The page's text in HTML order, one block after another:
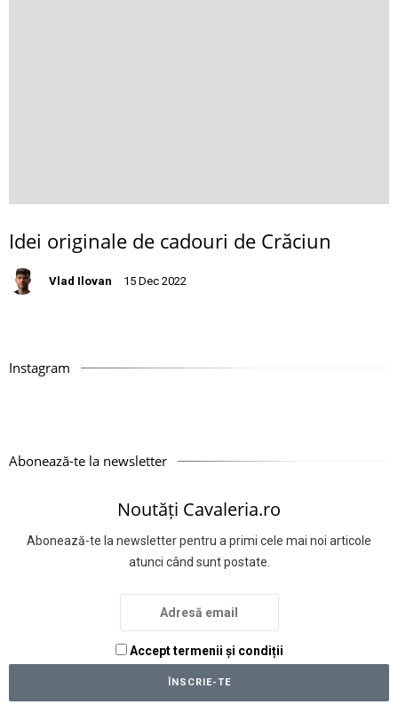
Idei originale de cadouri de Crăciun
Vlad Ilovan 15 Dec 2022
Instagram
Abonează-te la newsletter
Noutăți Cavaleria.ro
Abonează-te la newsletter pentru a primi cele mai noi articole
atunci când sunt postate.
Accept termenii și condiții